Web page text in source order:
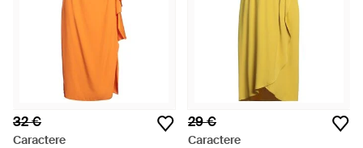
32 €
Caractere
29 €
Caractere